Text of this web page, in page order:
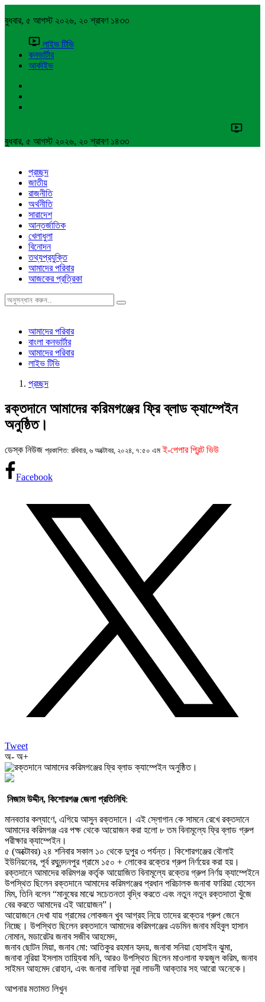
বুধবার, ৫ আগস্ট ২০২৬, ২০ শ্রাবণ ১৪৩৩
লাইভ টিভি
কনভার্টার
আর্কাইভ
বুধবার, ৫ আগস্ট ২০২৬, ২০ শ্রাবণ ১৪৩৩
প্রচ্ছদ
জাতীয়
রাজনীতি
অর্থনীতি
সারাদেশ
আন্তর্জাতিক
খেলাধুলা
বিনোদন
তথ্যপ্রযুক্তি
আমাদের পরিবার
আজকের প্রত্রিকা
আমাদের পরিবার
বাংলা কনভার্টার
আমাদের পরিবার
লাইভ টিভি
প্রচ্ছদ
রক্তদানে আমাদের করিমগঞ্জের ফ্রি ব্লাড ক্যাম্পেইন
অনুষ্ঠিত।
ডেস্ক নিউজ প্রকাশিত: রবিবার, ৬ অক্টোবর, ২০২৪, ৭:৫০ এম ই-পেপার প্রিন্ট ভিউ
Facebook
Tweet
অ- অ+
নিজাম উদ্দীন, কিশোরগঞ্জ জেলা প্রতিনিধি:
মানবতার কল্যাণে, এগিয়ে আসুন রক্তদানে। এই স্লোগান কে সামনে রেখে রক্তদানে
আমাদের করিমগঞ্জ এর পক্ষ থেকে আয়োজন করা হলো ৮ তম বিনামূল্যে ফ্রি ব্লাড গ্রুপ
পরীক্ষার ক্যাম্পেইন।
৫ (অক্টোবর) ২৪ শনিবার সকাল ১০ থেকে দুপুর ৩ পর্যন্ত। কিশোরগঞ্জের বৌলাই
ইউনিয়নের, পূর্ব রঘুনন্দনপুর গ্রামে ১৫০ + লোকের রক্তের গ্রুপ নির্ণয়ের করা হয়।
রক্তদানে আমাদের করিমগঞ্জ কর্তৃক আয়োজিত বিনামূল্যে রক্তের গ্রুপ নির্ণয় ক্যাম্পেইনে
উপস্থিত ছিলেন রক্তদানে আমাদের করিমগঞ্জের প্রধান পরিচালক জনাবা ফারিয়া হোসেন
মিম, তিনি বলেন “মানুষের মাঝে সচেতনতা বৃদ্ধি করতে এবং নতুন নতুন রক্তদাতা খুঁজে
বের করতে আমাদের এই আয়োজন”।
আয়োজনে দেখা যায় গ্রামের লোকজন খুব আগ্রহ নিয়ে তাদের রক্তের গ্রুপ জেনে
নিচ্ছে। উপস্থিত ছিলেন রক্তদানে আমাদের করিমগঞ্জের এডমিন জনাব মহিবুল হাসান
নোমান, মডারেটর জনাব সজীব আহমেদ,
জনাব ছোটন মিয়া, জনাব মো: আতিকুর রহমান হৃদয়, জনাবা সনিয়া হোসাইন ঝুমা,
জনাবা নুরিয়া ইসলাম তায়্যিবা মনি, আরও উপস্থিত ছিলেন মাওলানা ফয়জুল করিম, জনাব
সাইমন আহমেদ রোহান, এবং জনাবা নাফিয়া নূরা লাভনী আক্তার সহ আরো অনেকে।
আপনার মতামত লিখুন